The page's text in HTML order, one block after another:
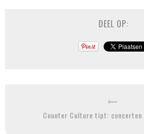
DEEL OP:
Counter Culture tipt: concerten